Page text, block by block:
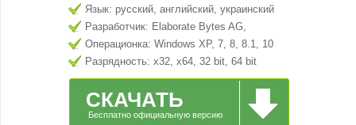
Язык: русский, английский, украинский
Разработчик: Elaborate Bytes AG,
Switzerland.
Операционка: Windows XP, 7, 8, 8.1, 10
Разрядность: x32, x64, 32 bit, 64 bit
СКАЧАТЬ
Бесплатно официальную версию